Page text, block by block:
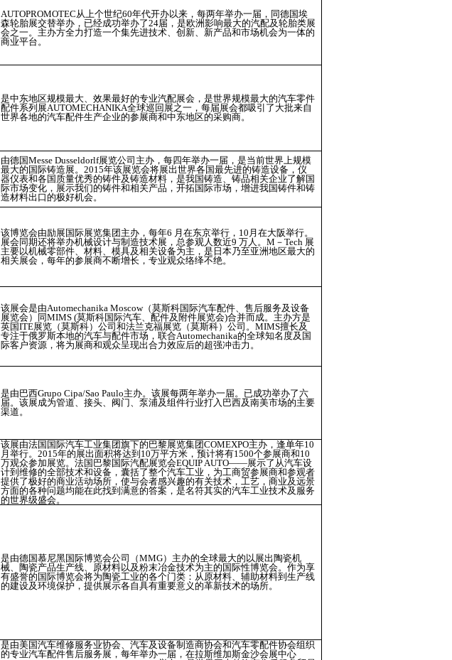
AUTOPROMOTEC从上个世纪60年代开办以来，每两年举办一届，同德国埃
森轮胎展交替举办，已经成功举办了24届，是欧洲影响最大的汽配及轮胎类展
会之一。主办方全力打造一个集先进技术、创新、新产品和市场机会为一体的
商业平台。
是中东地区规模最大、效果最好的专业汽配展会，是世界规模最大的汽车零件
配件系列展AUTOMECHANIKA全球巡回展之一，每届展会都吸引了大批来自
世界各地的汽车配件生产企业的参展商和中东地区的采购商。
由德国Messe Dusseldorlf展览公司主办，每四年举办一届，是当前世界上规模
最大的国际铸造展。2015年该展览会将展出世界各国最先进的铸造设备，仪
器仪表和各国质量优秀的铸件及铸造材料，是我国铸造、铸品相关企业了解国
际市场变化，展示我们的铸件和相关产品，开拓国际市场，增进我国铸件和铸
造材料出口的极好机会。
该博览会由励展国际展览集团主办，每年6 月在东京举行，10月在大阪举行。
展会同期还将举办机械设计与制造技术展，总参观人数近9 万人。M－Tech 展
主要以机械零部件、材料、模具及相关设备为主，是日本乃至亚洲地区最大的
相关展会，每年的参展商不断增长，专业观众络绎不绝。
该展会是由Automechanika Moscow（莫斯科国际汽车配件、售后服务及设备
展览会）同MIMS(莫斯科国际汽车、配件及附件展览会)合并而成。主办方是
英国ITE展览（莫斯科）公司和法兰克福展览（莫斯科）公司。 MIMS擅长及
专注于俄罗斯本地的汽车与配件市场，联合Automechanika的全球知名度及国
际客户资源，将为展商和观众呈现出合力效应后的超强冲击力。
是由巴西Grupo Cipa/Sao Paulo主办。该展每两年举办一届。已成功举办了六
届。该展成为管道、接头、阀门、泵浦及组件行业打入巴西及南美市场的主要
渠道。
该展由法国国际汽车工业集团旗下的巴黎展览集团COMEXPO主办，逢单年10
月举行。2015年的展出面积将达到10万平方米，预计将有1500个参展商和10
万观众参加展览。法国巴黎国际汽配展览会EQUIP AUTO——展示了从汽车设
计到维修的全部技术和设备，囊括了整个汽车工业，为工商贸参展商和参观者
提供了极好的商业活动场所，使与会者感兴趣的有关技术，工艺，商业及远景
方面的各种问题均能在此找到满意的答案，是名符其实的汽车工业技术及服务
的世界级盛会。
是由德国慕尼黑国际博览会公司（MMG）主办的全球最大的以展出陶瓷机
械、陶瓷产品生产线、原材料以及粉末冶金技术为主的国际性博览会。作为享
有盛誉的国际博览会将为陶瓷工业的各个门类：从原材料、辅助材料到生产线
的建设及环境保护，提供展示各自具有重要意义的革新技术的场所。
是由美国汽车维修服务业协会、汽车及设备制造商协会和汽车零配件协会组织
的专业汽车配件售后服务展，每年举办一届，在拉斯维加斯金沙会展中心